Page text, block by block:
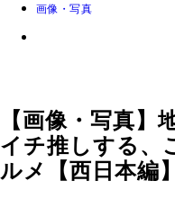
画像・写真
【画像・写真】
イチ推しする、
ルメ【西日本編